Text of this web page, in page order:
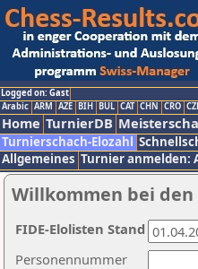
Logged on: Gast
Arabic ARM AZE BIH BUL CAT CHN CRO
Home TurnierDB
Turnierschach-Elozahl
Allgemeines Turnier anmelden:
Willkommen bei den
Personennummer
FIDE-Elolisten Stand